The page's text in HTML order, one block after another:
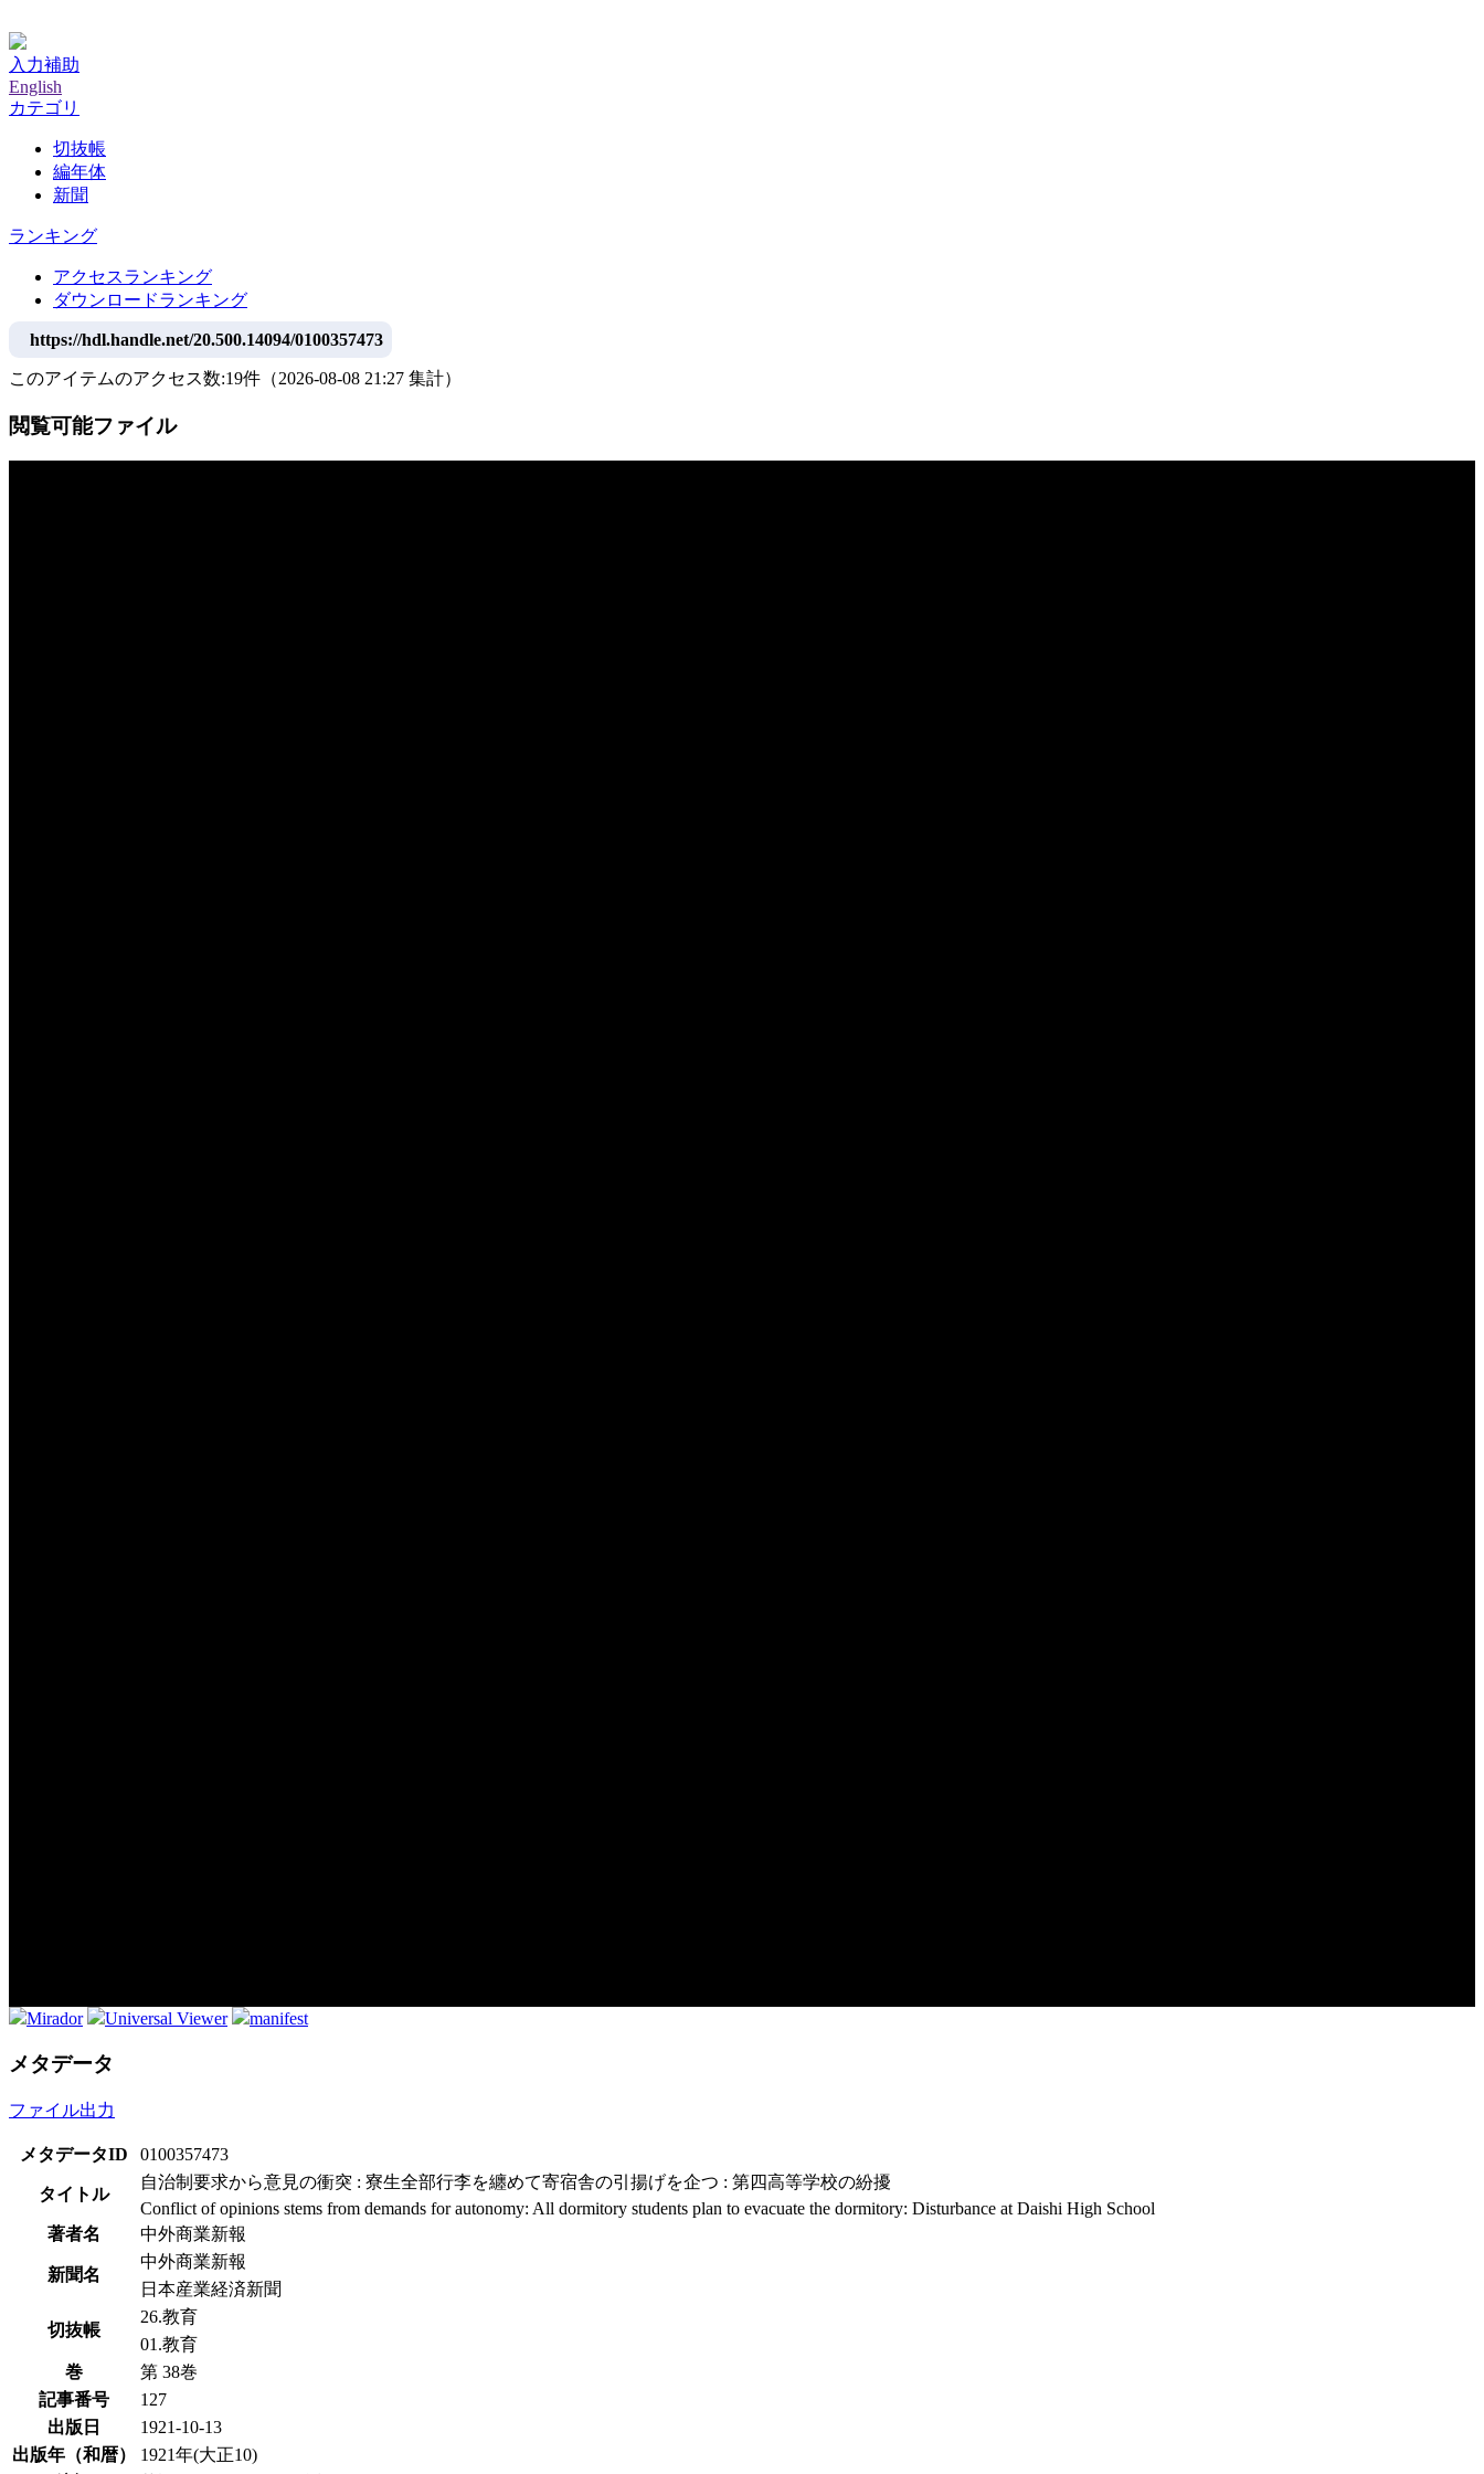
入力補助
English
カテゴリ
切抜帳
編年体
新聞
ランキング
アクセスランキング
ダウンロードランキング
https://hdl.handle.net/20.500.14094/0100357473
このアイテムのアクセス数:19件 （2026-08-08 21:27 集計）
閲覧可能ファイル
Mirador Universal Viewer manifest
メタデータ
ファイル出力
メタデータID 0100357473
タイトル
自治制要求から意見の衝突 : 寮生全部行李を纏めて寄宿舎の引揚げを企つ : 第四高等学校の紛擾
Conflict of opinions stems from demands for autonomy: All dormitory students plan to evacuate the dormitory: Disturbance at Daishi High School
著者名
中外商業新報
新聞名
中外商業新報
日本産業経済新聞
切抜帳
26.教育
01.教育
巻
第 38巻
記事番号
127
出版日
1921-10-13
出版年（和暦）
1921年(大正10)